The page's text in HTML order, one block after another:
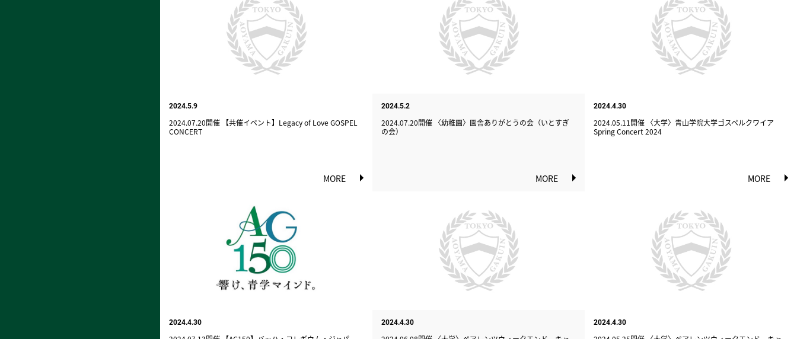
2024.5.9
2024.07.20開催 【共催イベント】Legacy of Love GOSPEL
CONCERT
MORE
2024.5.2
2024.07.20開催 〈幼稚園〉園舎ありがとうの会（いとすぎ
の会）
MORE
2024.4.30
2024.05.11開催 〈大学〉青山学院大学ゴスペルクワイア
Spring Concert 2024
MORE
2024.4.30 2024.4.30 2024.4.30